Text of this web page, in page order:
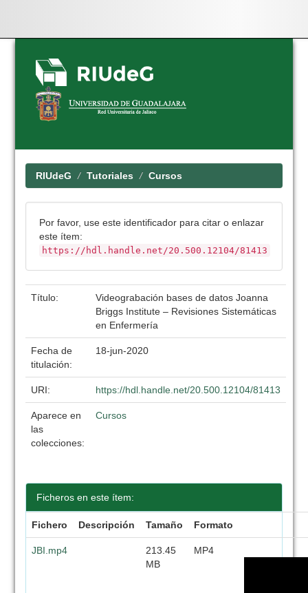
Skip
navigation
RIUdeG Tutoriales Cursos
Por favor, use este identificador para citar o enlazar
este ítem:
https://hdl.handle.net/20.500.12104/81413
Título:
Videograbación bases de datos Joanna
Briggs Institute – Revisiones Sistemáticas
en Enfermería
Fecha de
titulación:
18-jun-2020
URI: https://hdl.handle.net/20.500.12104/81413
Aparece en
las
colecciones:
Cursos
Ficheros en este ítem:
Fichero Descripción Tamaño Formato
JBI.mp4
213.45
MB
MP4